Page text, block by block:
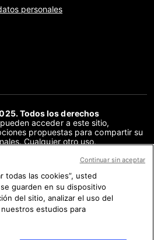
personales
Todos los derechos
acceder a este sitio,
propuestas para compartir su
Cualquier otro uso,
este sitio, en su totalidad o en
con la AFP, está estrictamente
en cada verificación se
tanto en cuanto son necesarios para
la verificación en cuestión. La AFP
los autores ni sobre los
estos contenidos de terceras
todas las cookies”, usted
guarden en su dispositivo
del sitio, analizar el uso del
estudios para
Continuar sin aceptar